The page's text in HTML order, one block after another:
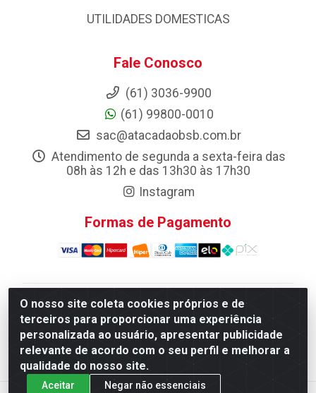
O nosso site coleta cookies próprios e de
terceiros para proporcionar uma experiência
personalizada ao usuário, apresentar publicidade
relevante de acordo com o seu perfil e melhorar a
qualidade do nosso site.
Aceitar Negar não essenciais
UTILIDADES DOMESTICAS
Fale Conosco
(61) 3036-9900
(61) 99800-0010
sac@atacadaobsb.com.br
Atendimento de segunda a sexta-feira das
08h às 12h e das 13h30 às 17h30
Instagram
Formas de Pagamento
Atacadao da Limpeza F. Pereira Queiroz Comercio e
Distribuicao LTDA - Quadra Qi 10 Lotes 39 e, 41 - Setor
Industrial (Taguatinga), Brasília/DF - CEP 72.135-100 -
CNPJ 13.184.675/0001-80